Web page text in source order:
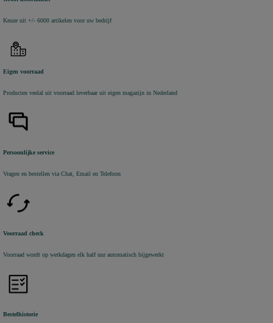
Keuze uit +/- 6000 artikelen voor uw bedrijf
Eigen voorraad
Producten veelal uit voorraad leverbaar uit eigen magazijn in Nederland
Persoonlijke service
Vragen en bestellen via Chat, Email en Telefoon
Voorraad check
Voorraad wordt op werkdagen elk half uur automatisch bijgewerkt
Bestelhistorie